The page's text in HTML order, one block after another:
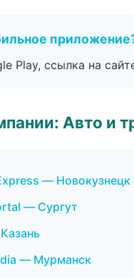
Play, ссылка на
Авто и
— Новокузнецк
— Сургут
— Мурманск